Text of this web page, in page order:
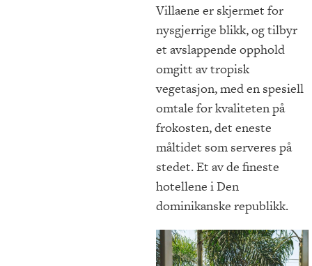
Villaene er skjermet for
nysgjerrige blikk, og tilbyr
et avslappende opphold
omgitt av tropisk
vegetasjon, med en spesiell
omtale for kvaliteten på
frokosten, det eneste
måltidet som serveres på
stedet. Et av de fineste
hotellene i Den
dominikanske republikk.